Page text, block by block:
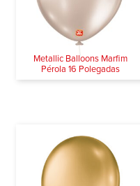
Metallic Balloons Marfim
Pérola 16 Polegadas